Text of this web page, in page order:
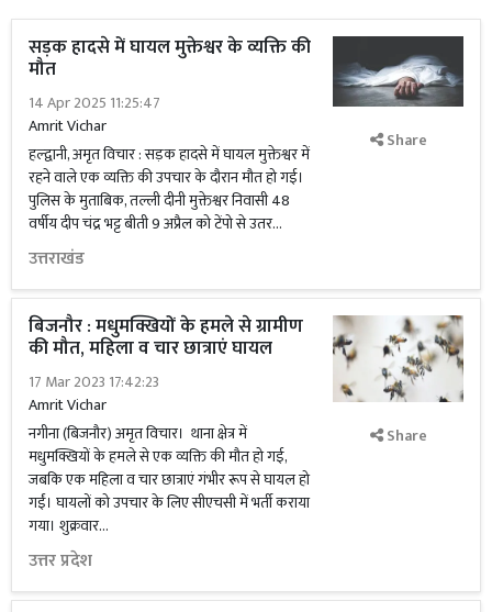
सड़क हादसे में घायल मुक्तेश्वर के व्यक्ति की
मौत
14 Apr 2025 11:25:47
Amrit Vichar
हल्द्वानी, अमृत विचार : सड़क हादसे में घायल मुक्तेश्वर में
रहने वाले एक व्यक्ति की उपचार के दौरान मौत हो गई।
पुलिस के मुताबिक, तल्ली दीनी मुक्तेश्वर निवासी 48
वर्षीय दीप चंद्र भट्ट बीती 9 अप्रैल को टेंपो से उतर...
उत्तराखंड
Share
बिजनौर : मधुमक्खियों के हमले से ग्रामीण
की मौत, महिला व चार छात्राएं घायल
17 Mar 2023 17:42:23
Amrit Vichar
नगीना (बिजनौर) अमृत विचार। थाना क्षेत्र में
मधुमक्खियों के हमले से एक व्यक्ति की मौत हो गई,
जबकि एक महिला व चार छात्राएं गंभीर रूप से घायल हो
गईं। घायलों को उपचार के लिए सीएचसी में भर्ती कराया
गया। शुक्रवार...
उत्तर प्रदेश
Share